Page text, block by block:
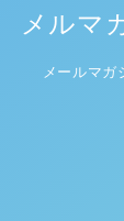
メルマ
メールマ